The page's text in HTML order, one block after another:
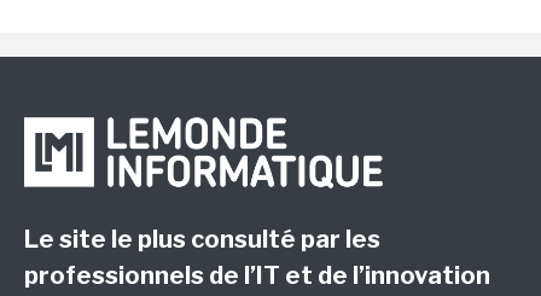
Le site le plus consulté par les
professionnels de l’IT et de l’innovation